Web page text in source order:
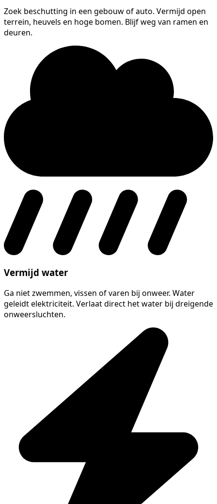
Zoek beschutting in een gebouw of auto. Vermijd open
terrein, heuvels en hoge bomen. Blijf weg van ramen en
deuren.
Vermijd water
Ga niet zwemmen, vissen of varen bij onweer. Water
geleidt elektriciteit. Verlaat direct het water bij dreigende
onweersluchten.